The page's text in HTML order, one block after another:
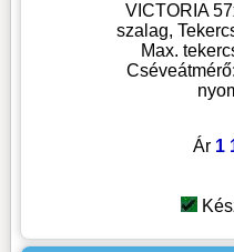
VICTORIA
szalag,
Max.
Ár 1